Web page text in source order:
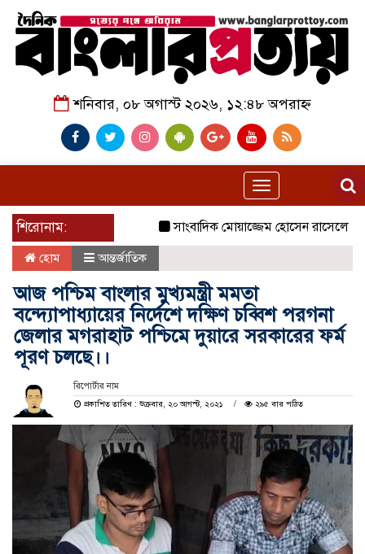
শনিবার, ০৮ অগাস্ট ২০২৬, ১২:৪৮ অপরাহ্ন
Toggle
navigation
শিরোনাম:
সাংবাদিক মোয়াজ্জেম হোসেন রাসেলের
হোম আন্তর্জাতিক
আজ পশ্চিম বাংলার মুখ্যমন্ত্রী মমতা
বন্দ্যোপাধ্যায়ের নির্দেশে দক্ষিণ চব্বিশ পরগনা
জেলার মগরাহাট পশ্চিমে দুয়ারে সরকারের ফর্ম
পূরণ চলছে।।
রিপোর্টার নাম
প্রকাশিত তারিখ : শুক্রবার, ২০ আগস্ট, ২০২১
২৯৫ বার পঠিত